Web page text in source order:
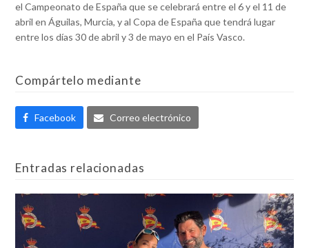
el Campeonato de España que se celebrará entre el 6 y el 11 de
abril en Águilas, Murcia, y al Copa de España que tendrá lugar
entre los días 30 de abril y 3 de mayo en el País Vasco.
Compártelo mediante
Facebook Correo electrónico
Entradas relacionadas